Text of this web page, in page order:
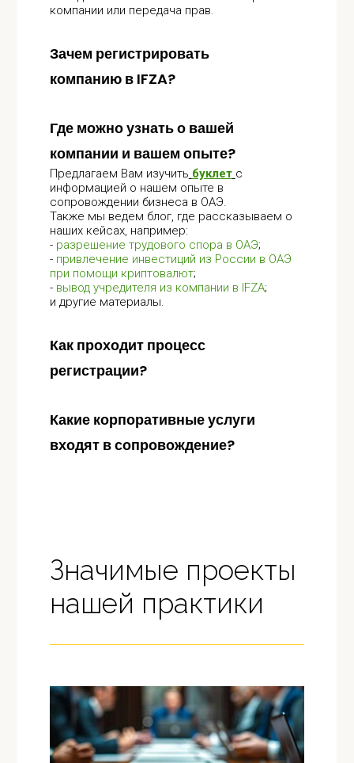
компании или передача прав.
Зачем регистрировать
компанию в IFZA?
Где можно узнать о вашей
компании и вашем опыте?
Предлагаем Вам изучить буклет с
информацией о нашем опыте в
сопровождении бизнеса в ОАЭ.
Также мы ведем блог, где рассказываем о
наших кейсах, например:
- разрешение трудового спора в ОАЭ;
- привлечение инвестиций из России в ОАЭ
при помощи криптовалют;
- вывод учредителя из компании в IFZA;
и другие материалы.
Как проходит процесс
регистрации?
Какие корпоративные услуги
входят в сопровождение?
Значимые проекты
нашей практики